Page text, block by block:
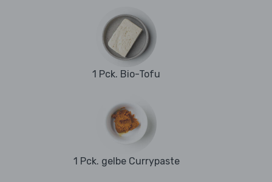
1 Pck. Bio-Tofu
1 Pck. gelbe Currypaste